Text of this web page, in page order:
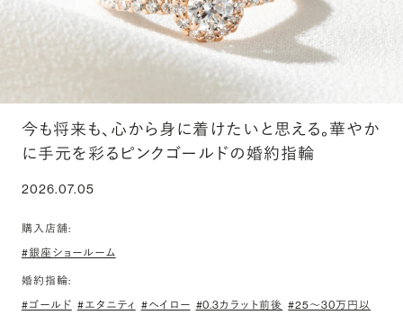
今も将来も、心から身に着けたいと思える。華やか
に手元を彩るピンクゴールドの婚約指輪
2026.07.05
購入店舗:
#銀座ショールーム
婚約指輪:
#ゴールド #エタニティ #ヘイロー #0.3カラット前後 #25〜30万円以